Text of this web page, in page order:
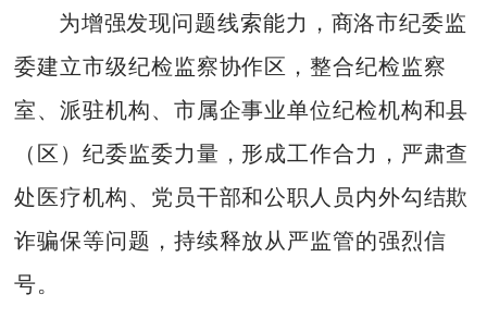
为增强发现问题线索能力，商洛市纪委监
委建立市级纪检监察协作区，整合纪检监察
室、派驻机构、市属企事业单位纪检机构和县
（区）纪委监委力量，形成工作合力，严肃查
处医疗机构、党员干部和公职人员内外勾结欺
诈骗保等问题，持续释放从严监管的强烈信
号。